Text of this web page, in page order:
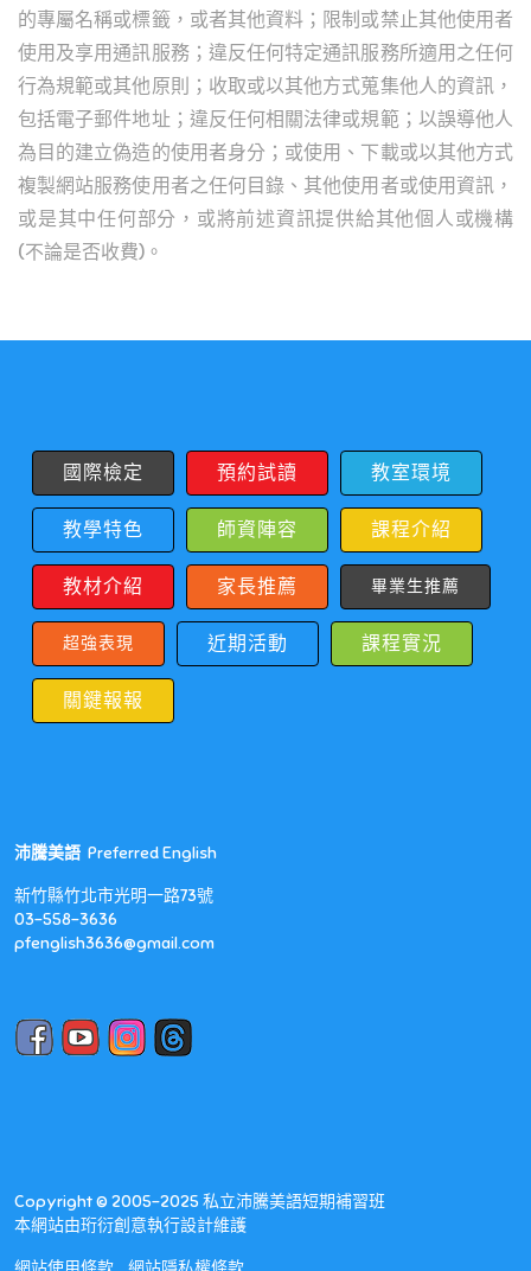
的專屬名稱或標籤，或者其他資料；限制或禁止其他使用者
使用及享用通訊服務；違反任何特定通訊服務所適用之任何
行為規範或其他原則；收取或以其他方式蒐集他人的資訊，
包括電子郵件地址；違反任何相關法律或規範；以誤導他人
為目的建立偽造的使用者身分；或使用、下載或以其他方式
複製網站服務使用者之任何目錄、其他使用者或使用資訊，
或是其中任何部分，或將前述資訊提供給其他個人或機構
(不論是否收費)。
國際檢定 預約試讀 教室環境
教學特色 師資陣容 課程介紹
教材介紹 家長推薦 畢業生推薦
超強表現 近期活動 課程實況
關鍵報報
沛騰美語 Preferred English
新竹縣竹北市光明一路73號
03-558-3636
pfenglish3636@gmail.com
Copyright © 2005-2025 私立沛騰美語短期補習班
本網站由珩衍創意執行設計維護